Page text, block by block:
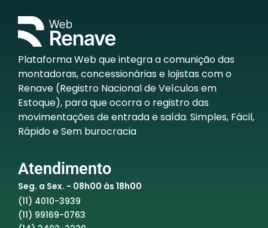
Plataforma Web que integra a comunição das
montadoras, concessionárias e lojistas com o
Renave (Registro Nacional de Veículos em
Estoque), para que ocorra o registro das
movimentações de entrada e saída. Simples, Fácil,
Rápido e Sem burocracia
Atendimento
Seg. a Sex. - 08h00 às 18h00
(11) 4010-3939
(11) 99169-0763